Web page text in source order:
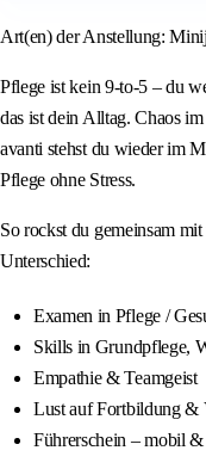
Art(en) der Anstellung:
Pflege ist kein 9-to-5 – du
das ist dein Alltag. Chaos
avanti stehst du wieder im
Pflege ohne Stress.
So rockst du gemeinsam
Unterschied:
Examen in Pflege /
Skills in Grundpflege,
Empathie & Teamgeist
Lust auf Fortbildung &
Führerschein – mobil